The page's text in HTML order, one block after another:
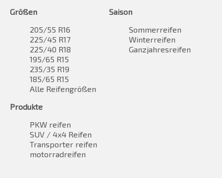
Größen
205/55 R16
225/45 R17
225/40 R18
195/65 R15
235/35 R19
185/65 R15
Alle Reifengrößen
Saison
Sommerreifen
Winterreifen
Ganzjahresreifen
Produkte
PKW reifen
SUV / 4x4 Reifen
Transporter reifen
motorradreifen